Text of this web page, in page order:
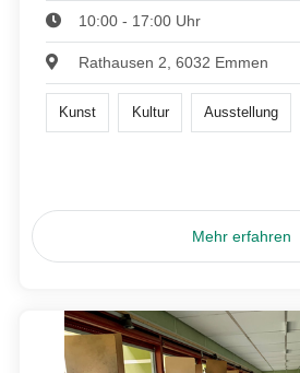
10:00 - 17:00 Uhr
Rathausen 2, 6032 Emmen
Kunst Kultur Ausstellung
Mehr erfahren